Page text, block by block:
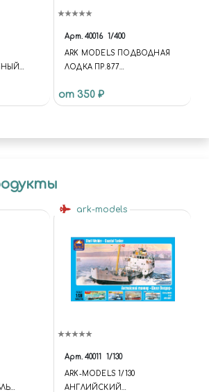
Арт. 40016 1/400
ARK MODELS ПОДВОДНАЯ
ЛОДКА ПР.877
1/400
от 350 ₽
ark-models
Арт. 40011 1/130
ARK-MODELS 1/130
АНГЛИЙСКИЙ